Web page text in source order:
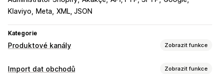
Klaviyo
Meta XML, JSON
Kategorie
Produktové kanály Zobrazit funkce
Přizpůsobení kanálu
Import dat obchodů Zobrazit funkce